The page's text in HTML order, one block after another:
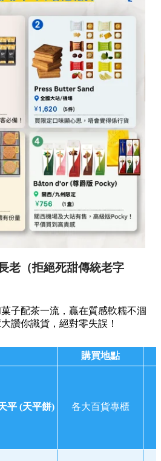
老（拒絕死甜傳統老字
子配茶一流，贏在質感軟糯不涸
讚你識貨，絕對零失誤！
購買地點
平 (天平餅) 各大百貨專櫃